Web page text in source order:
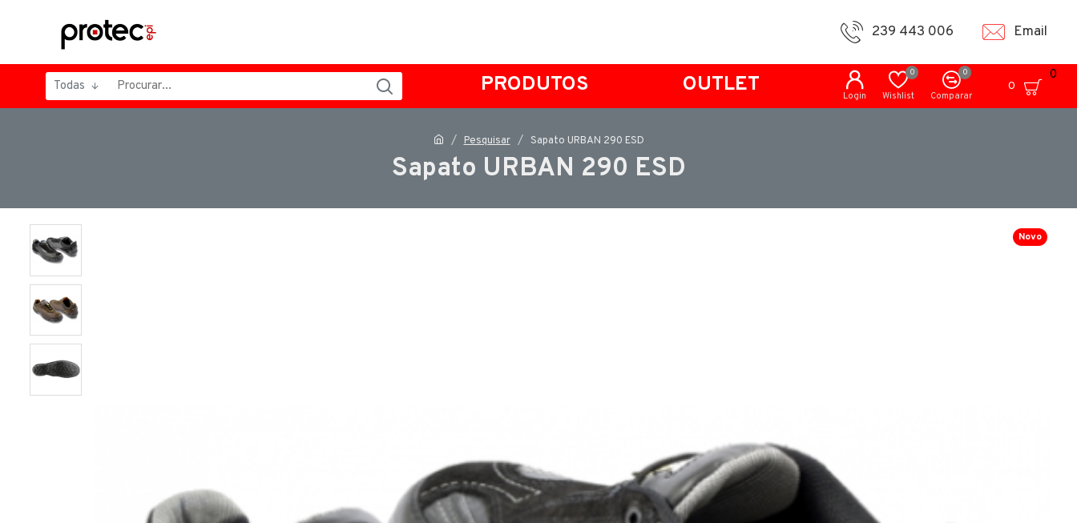
239 443 006 Email
PRODUTOS OUTLET
Todas
Login Wishlist
0
Comparar
0
0
0
Pesquisar Sapato URBAN 290 ESD
Sapato URBAN 290 ESD
Novo